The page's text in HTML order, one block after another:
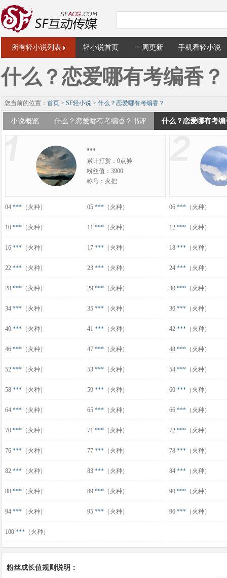
所有轻小说列表 轻小说首页 一周更新 手机看轻小说
什么？恋爱哪有考编香？
您当前的位置： 首页 > SF轻小说 > 什么？恋爱哪有考编香？
小说概览 什么？恋爱哪有考编香？书评 什么？恋爱哪有考
***
累计打赏：0点券
粉丝值：3900
称号：火把
04 *** （火种） 05 *** （火种） 06 *** （火种）
10 *** （火种） 11 *** （火种） 12 *** （火种）
16 *** （火种） 17 *** （火种） 18 *** （火种）
22 *** （火种） 23 *** （火种） 24 *** （火种）
28 *** （火种） 29 *** （火种） 30 *** （火种）
34 *** （火种） 35 *** （火种） 36 *** （火种）
40 *** （火种） 41 *** （火种） 42 *** （火种）
46 *** （火种） 47 *** （火种） 48 *** （火种）
52 *** （火种） 53 *** （火种） 54 *** （火种）
58 *** （火种） 59 *** （火种） 60 *** （火种）
64 *** （火种） 65 *** （火种） 66 *** （火种）
70 *** （火种） 71 *** （火种） 72 *** （火种）
76 *** （火种） 77 *** （火种） 78 *** （火种）
82 *** （火种） 83 *** （火种） 84 *** （火种）
88 *** （火种） 89 *** （火种） 90 *** （火种）
94 *** （火种） 95 *** （火种） 96 *** （火种）
100 *** （火种）
粉丝成长值规则说明：